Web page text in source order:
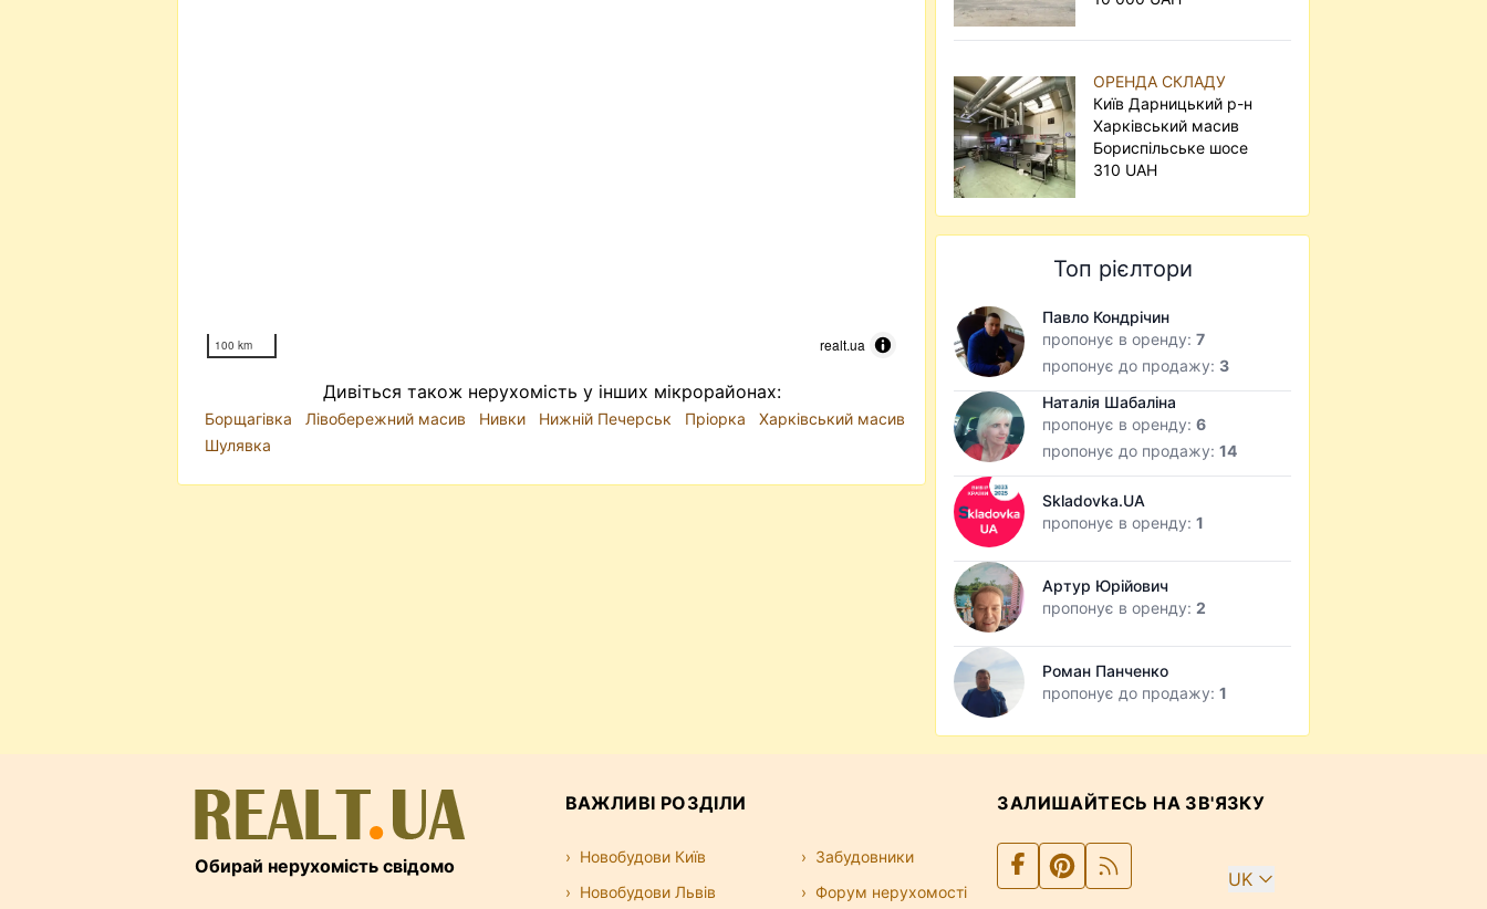
100 km realt.ua
Дивіться також нерухомість у інших мікрорайонах:
Борщагівка Лівобережний масив Нивки Нижній Печерськ Пріорка
Харківський масив
Шулявка
ОРЕНДА СКЛАДУ
Київ Дарницький р-н
Харківський масив
Бориспільське шосе
310 UAH
Топ рієлтори
Павло Кондрічин
пропонує в оренду:7
пропонує до продажу: 3
Наталія Шабаліна
пропонує в оренду:6
пропонує до продажу:14
Skladovka.UA
пропонує в оренду:1
Артур Юрійович
пропонує в оренду:2
Роман Панченко
пропонує до продажу:1
Обирай нерухомість свідомо
ВАЖЛИВІ РОЗДІЛИ
Новобудови Київ
Новобудови Львів
Забудовники
Форум нерухомості
ЗАЛИШАЙТЕСЬ НА ЗВ'ЯЗКУ
UK